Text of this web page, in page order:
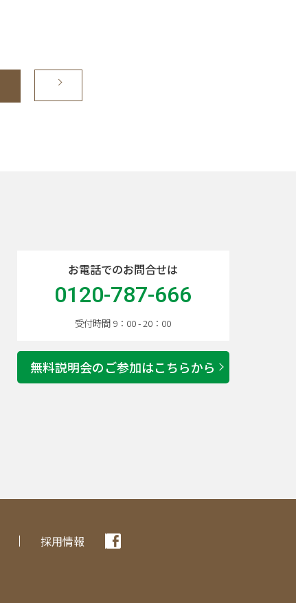
お電話でのお問合せは
0120-787-666
受付時間 9：00 - 20：00
無料説明会のご参加はこちらから
採用情報